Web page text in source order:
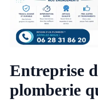
Entreprise
plomberie